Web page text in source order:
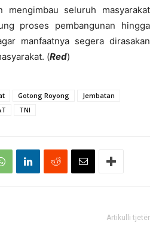
mengimbau seluruh masyarakat
proses pembangunan hingga
manfaatnya segera dirasakan
(Red)
Gotong Royong
Jembatan
TNI
Artikulli tjetër